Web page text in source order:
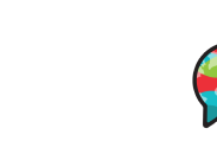
i
r